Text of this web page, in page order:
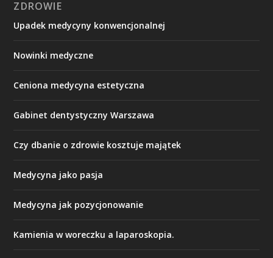
ZDROWIE
Upadek medycyny konwencjonalnej
Nowinki medyczne
Ceniona medycyna estetyczna
Gabinet dentystyczny Warszawa
Czy dbanie o zdrowie kosztuje majątek
Medycyna jako pasja
Medycyna jak pozycjonowanie
Kamienia w woreczku a laparoskopia.